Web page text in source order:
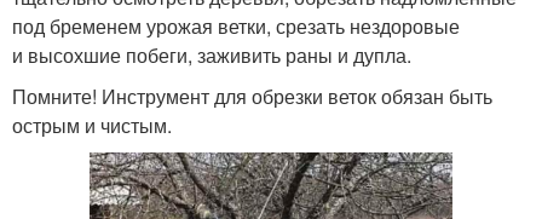
под бременем урожая ветки, срезать нездоровые
и высохшие побеги, заживить раны и дупла.
Помните! Инструмент для обрезки веток обязан быть
острым и чистым.